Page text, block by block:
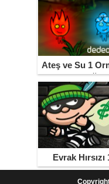
Ateş ve Su 1
Tapınağı
Evrak Hırsızı